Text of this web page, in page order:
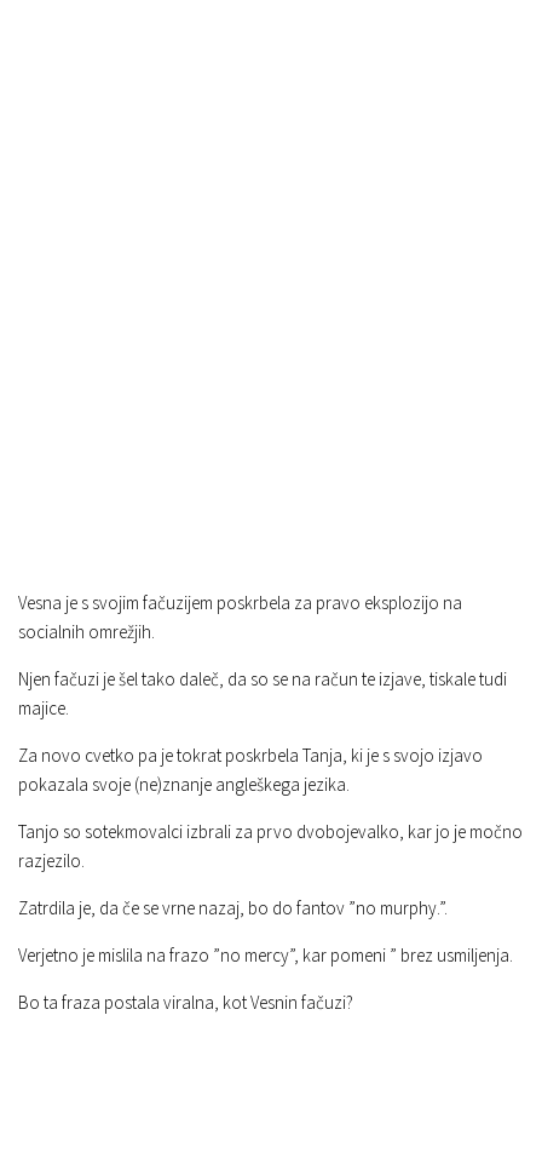
Vesna je s svojim fačuzijem poskrbela za pravo eksplozijo na
socialnih omrežjih.
Njen fačuzi je šel tako daleč, da so se na račun te izjave, tiskale tudi
majice.
Za novo cvetko pa je tokrat poskrbela Tanja, ki je s svojo izjavo
pokazala svoje (ne)znanje angleškega jezika.
Tanjo so sotekmovalci izbrali za prvo dvobojevalko, kar jo je močno
razjezilo.
Zatrdila je, da če se vrne nazaj, bo do fantov ”no murphy.”.
Verjetno je mislila na frazo ”no mercy”, kar pomeni ” brez usmiljenja.
Bo ta fraza postala viralna, kot Vesnin fačuzi?